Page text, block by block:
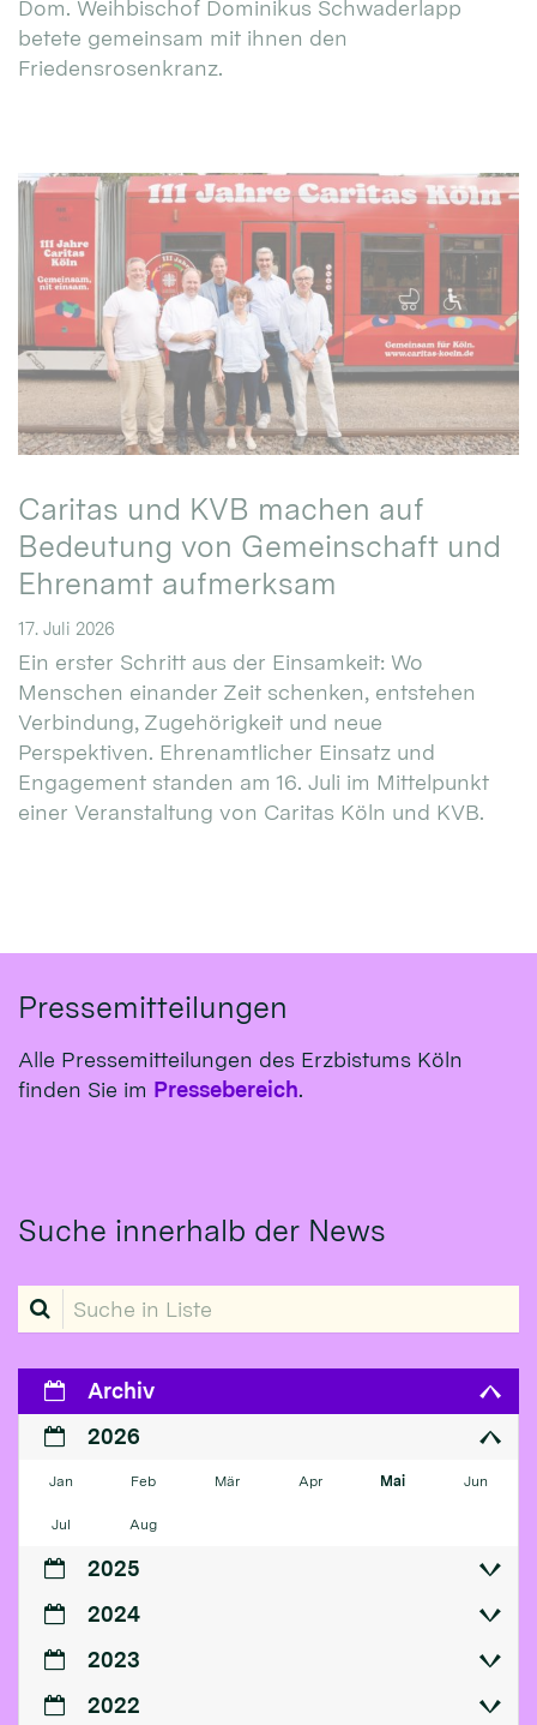
Dom. Weihbischof Dominikus Schwaderlapp
betete gemeinsam mit ihnen den
Friedensrosenkranz.
Caritas und KVB machen auf
Bedeutung von Gemeinschaft und
Ehrenamt aufmerksam
17. Juli 2026
Ein erster Schritt aus der Einsamkeit: Wo
Menschen einander Zeit schenken, entstehen
Verbindung, Zugehörigkeit und neue
Perspektiven. Ehrenamtlicher Einsatz und
Engagement standen am 16. Juli im Mittelpunkt
einer Veranstaltung von Caritas Köln und KVB.
Pressemitteilungen
Alle Pressemitteilungen des Erzbistums Köln
finden Sie im Pressebereich.
Suche innerhalb der News
Suche in Liste
Archiv
2026
Jan Feb Mär Apr Mai Jun
Jul Aug
2025
2024
2023
2022